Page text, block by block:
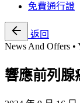
免費通行證
返回
News And Offers •
響應前列腺